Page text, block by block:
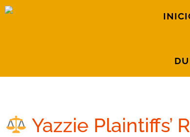
Yazzie Plaintiffs’